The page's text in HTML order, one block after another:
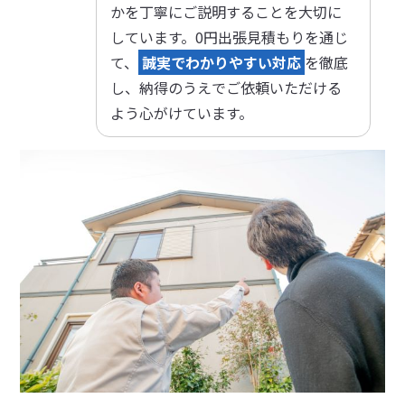
かを丁寧にご説明することを大切に
しています。0円出張見積もりを通じ
て、 誠実でわかりやすい対応 を徹底
し、納得のうえでご依頼いただける
よう心がけています。